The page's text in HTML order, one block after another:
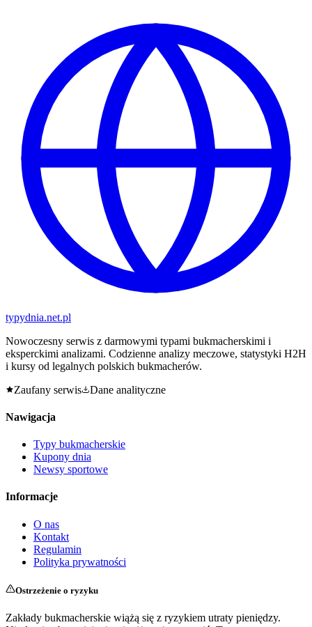
typydnia.net.pl
Nowoczesny serwis z darmowymi typami bukmacherskimi i
eksperckimi analizami. Codzienne analizy meczowe, statystyki H2H
i kursy od legalnych polskich bukmacherów.
Zaufany serwis
Dane analityczne
Nawigacja
Typy bukmacherskie
Kupony dnia
Newsy sportowe
Informacje
O nas
Kontakt
Regulamin
Polityka prywatności
Ostrzeżenie o ryzyku
Zakłady bukmacherskie wiążą się z ryzykiem utraty pieniędzy.